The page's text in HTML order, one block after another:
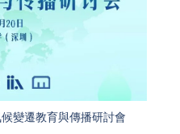
變遷教育與傳播研討會